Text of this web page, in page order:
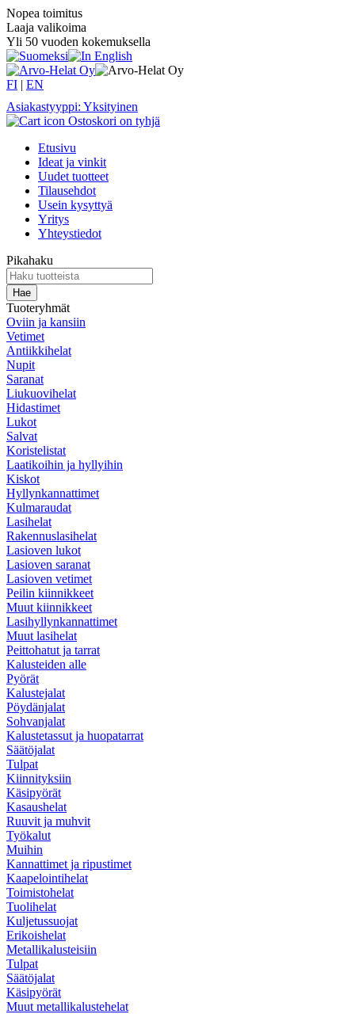
Nopea toimitus
Laaja valikoima
Yli 50 vuoden kokemuksella
FI | EN
Asiakastyyppi: Yksityinen
Ostoskori on tyhjä
Etusivu
Ideat ja vinkit
Uudet tuotteet
Tilausehdot
Usein kysyttyä
Yritys
Yhteystiedot
Pikahaku
Tuoteryhmät
Oviin ja kansiin
Vetimet
Antiikkihelat
Nupit
Saranat
Liukuovihelat
Hidastimet
Lukot
Salvat
Koristelistat
Laatikoihin ja hyllyihin
Kiskot
Hyllynkannattimet
Kulmaraudat
Lasihelat
Rakennuslasihelat
Lasioven lukot
Lasioven saranat
Lasioven vetimet
Peilin kiinnikkeet
Muut kiinnikkeet
Lasihyllyn­kannattimet
Muut lasihelat
Peittohatut ja tarrat
Kalusteiden alle
Pyörät
Kalustejalat
Pöydänjalat
Sohvanjalat
Kalustetassut ja huopatarrat
Säätöjalat
Tulpat
Kiinnityksiin
Käsipyörät
Kasaushelat
Ruuvit ja muhvit
Työkalut
Muihin
Kannattimet ja ripustimet
Kaapelointihelat
Toimistohelat
Tuolihelat
Kuljetussuojat
Erikoishelat
Metallikalusteisiin
Tulpat
Säätöjalat
Käsipyörät
Muut metallikalustehelat